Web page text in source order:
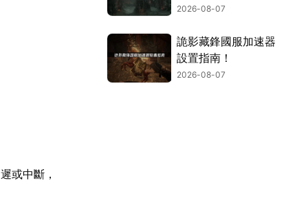
或中斷，
化與解決技巧！
2026-08-07
詭影藏鋒國服加速器
設置指南！
2026-08-07